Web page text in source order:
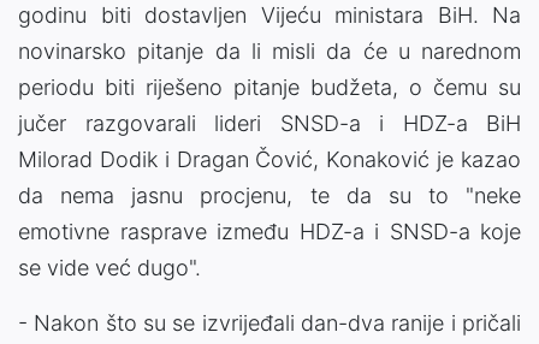
godinu biti dostavljen Vijeću ministara BiH. Na
novinarsko pitanje da li misli da će u narednom
periodu biti riješeno pitanje budžeta, o čemu su
jučer razgovarali lideri SNSD-a i HDZ-a BiH
Milorad Dodik i Dragan Čović, Konaković je kazao
da nema jasnu procjenu, te da su to "neke
emotivne rasprave između HDZ-a i SNSD-a koje
se vide već dugo".
- Nakon što su se izvrijeđali dan-dva ranije i pričali